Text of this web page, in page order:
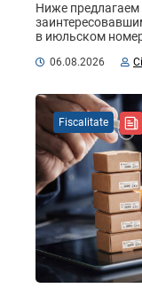
Ниже
в июльском
06.08.2026
Fiscalitate